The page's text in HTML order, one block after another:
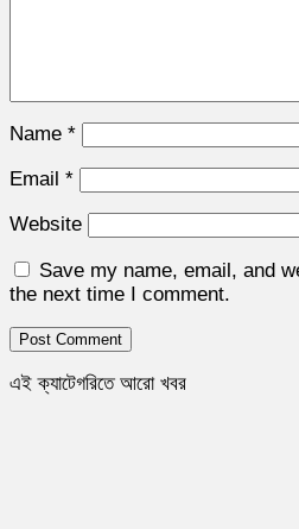
Name *
Email *
Website
Save my name, email, and
the next time I comment.
এই ক্যাটেগরিতে আরো খবর